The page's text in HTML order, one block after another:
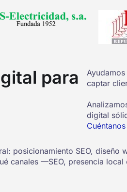
para
captar
digital
posicionamiento SEO,
canales —SEO, presencia